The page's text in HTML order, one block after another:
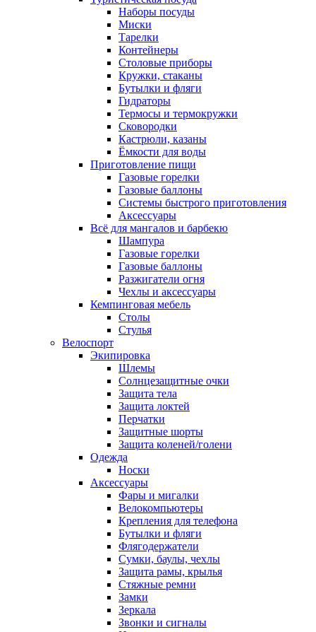
Наборы посуды
Миски
Тарелки
Контейнеры
Столовые приборы
Кружки, стаканы
Бутылки и фляги
Гидраторы
Термосы и термокружки
Сковородки
Кастрюли, казаны
Ёмкости для воды
Приготовление пищи
Газовые горелки
Газовые баллоны
Системы быстрого приготовления
Аксессуары
Всё для мангалов и барбекю
Шампура
Газовые горелки
Газовые баллоны
Разжигатели огня
Чехлы и аксессуары
Кемпинговая мебель
Столы
Стулья
Велоспорт
Экипировка
Шлемы
Солнцезащитные очки
Защита тела
Защита локтей
Перчатки
Защитные шорты
Защита коленей/голени
Одежда
Носки
Аксессуары
Фары и мигалки
Велокомпьютеры
Крепления для телефона
Бутылки и фляги
Флягодержатели
Сумки, баулы, чехлы
Защита рамы, крылья
Стяжные ремни
Замки
Зеркала
Звонки и сигналы